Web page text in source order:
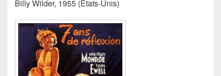
Billy Wilder, 1955 (États-Unis)